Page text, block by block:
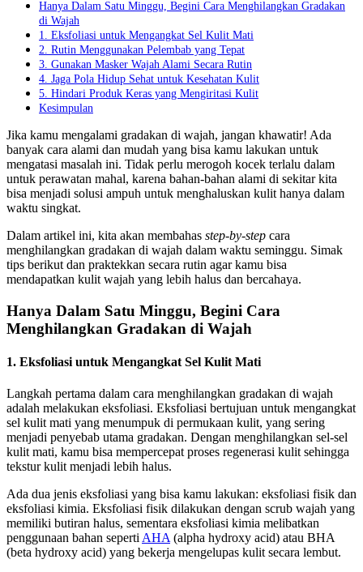
Hanya Dalam Satu Minggu, Begini Cara Menghilangkan Gradakan
di Wajah
1. Eksfoliasi untuk Mengangkat Sel Kulit Mati
2. Rutin Menggunakan Pelembab yang Tepat
3. Gunakan Masker Wajah Alami Secara Rutin
4. Jaga Pola Hidup Sehat untuk Kesehatan Kulit
5. Hindari Produk Keras yang Mengiritasi Kulit
Kesimpulan
Jika kamu mengalami gradakan di wajah, jangan khawatir! Ada
banyak cara alami dan mudah yang bisa kamu lakukan untuk
mengatasi masalah ini. Tidak perlu merogoh kocek terlalu dalam
untuk perawatan mahal, karena bahan-bahan alami di sekitar kita
bisa menjadi solusi ampuh untuk menghaluskan kulit hanya dalam
waktu singkat.
Dalam artikel ini, kita akan membahas step-by-step cara
menghilangkan gradakan di wajah dalam waktu seminggu. Simak
tips berikut dan praktekkan secara rutin agar kamu bisa
mendapatkan kulit wajah yang lebih halus dan bercahaya.
Hanya Dalam Satu Minggu, Begini Cara
Menghilangkan Gradakan di Wajah
1. Eksfoliasi untuk Mengangkat Sel Kulit Mati
Langkah pertama dalam cara menghilangkan gradakan di wajah
adalah melakukan eksfoliasi. Eksfoliasi bertujuan untuk mengangkat
sel kulit mati yang menumpuk di permukaan kulit, yang sering
menjadi penyebab utama gradakan. Dengan menghilangkan sel-sel
kulit mati, kamu bisa mempercepat proses regenerasi kulit sehingga
tekstur kulit menjadi lebih halus.
Ada dua jenis eksfoliasi yang bisa kamu lakukan: eksfoliasi fisik dan
eksfoliasi kimia. Eksfoliasi fisik dilakukan dengan scrub wajah yang
memiliki butiran halus, sementara eksfoliasi kimia melibatkan
penggunaan bahan sepertiAHA(alpha hydroxy acid) atau BHA
(beta hydroxy acid) yang bekerja mengelupas kulit secara lembut.